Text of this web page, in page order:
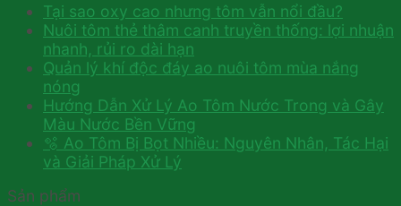
Tại sao oxy cao nhưng tôm vẫn nổi đầu?
Nuôi tôm thẻ thâm canh truyền thống: lợi nhuận
nhanh, rủi ro dài hạn
Quản lý khí độc đáy ao nuôi tôm mùa nắng
nóng
Hướng Dẫn Xử Lý Ao Tôm Nước Trong và Gây
Màu Nước Bền Vững
🫧 Ao Tôm Bị Bọt Nhiều: Nguyên Nhân, Tác Hại
và Giải Pháp Xử Lý
Sản phẩm